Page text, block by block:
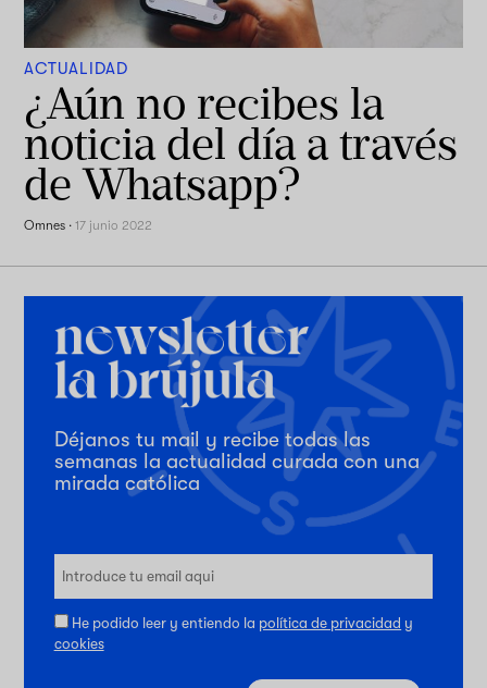
ACTUALIDAD
¿Aún no recibes la
noticia del día a través
de Whatsapp?
Omnes ·17 junio 2022
Déjanos tu mail y recibe todas las
semanas la actualidad curada con una
mirada católica
He podido leer y entiendo la política de privacidad y
cookies